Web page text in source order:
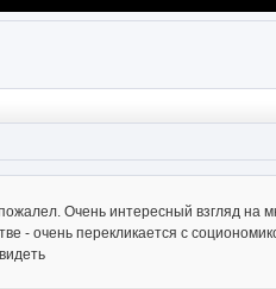
Очень интересный взгляд на
- очень перекликается с